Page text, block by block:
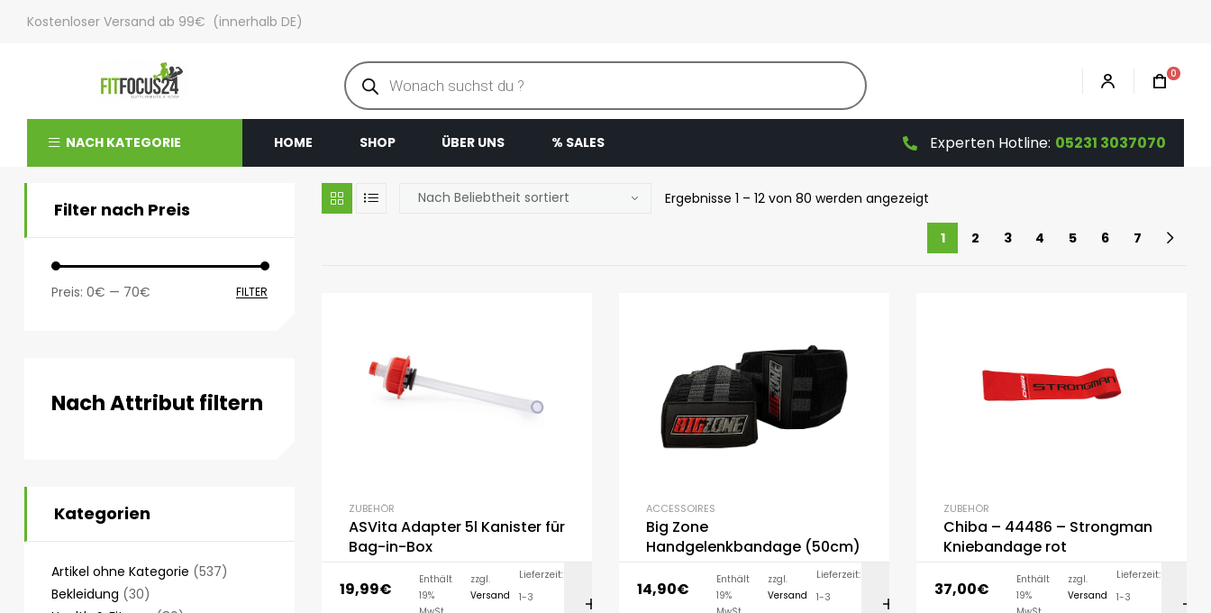
Kostenloser Versand ab 99€ (innerhalb DE)
0
NACH KATEGORIE HOME SHOP ÜBER UNS % SALES Experten Hotline: 05231 3037070
1 2 3 4 5 6 7
Ergebnisse 1 – 12 von 80 werden angezeigt
ZUBEHÖR
ASVita Adapter 5l Kanister für
Bag-in-Box
19,99€
Enthält
19%
zzgl.
Versand
Lieferzeit:
1-3
IN DEN WARENKORB
ACCESSOIRES
Big Zone
Handgelenkbandage (50cm)
14,90€
Enthält
19%
zzgl.
Versand
Lieferzeit:
1-3
IN DEN WARENKORB
ZUBEHÖR
Chiba – 44486 – Strongman
Kniebandage rot
37,00€
Enthält
19%
zzgl.
Versand
Lieferzeit:
1-3
Filter nach Preis
FILTER
Preis: 0€ — 70€
Nach Attribut filtern
Kategorien
Artikel ohne Kategorie 537
Bekleidung 30